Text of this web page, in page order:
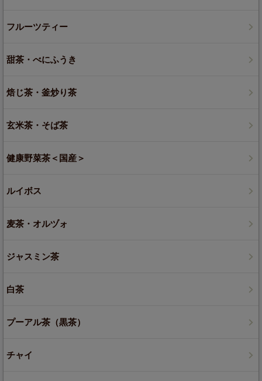
フルーツティー
甜茶・べにふうき
焙じ茶・釜炒り茶
玄米茶・そば茶
健康野菜茶＜国産＞
ルイボス
麦茶・オルヅォ
ジャスミン茶
白茶
プーアル茶（黒茶）
チャイ